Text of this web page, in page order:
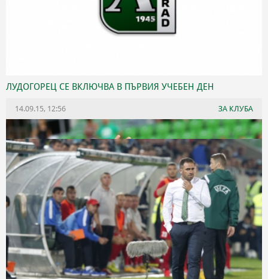
ЛУДОГОРЕЦ СЕ ВКЛЮЧВА В ПЪРВИЯ УЧЕБЕН ДЕН
14.09.15, 12:56 ЗА КЛУБА